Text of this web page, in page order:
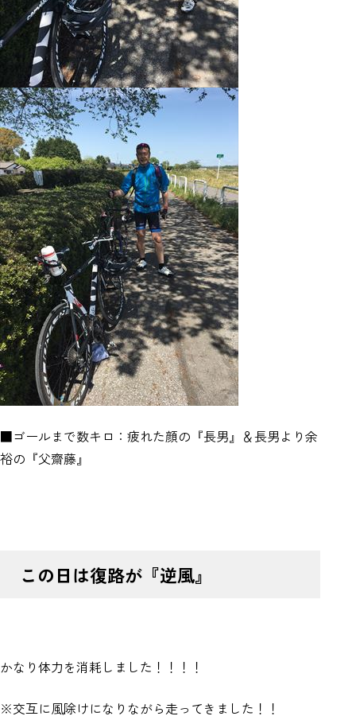
■ゴールまで数キロ：疲れた顔の『長男』＆長男より余
裕の『父齋藤』
この日は復路が 『逆風』
かなり体力を消耗しました！！！！
※交互に風除けになりながら走ってきました！！